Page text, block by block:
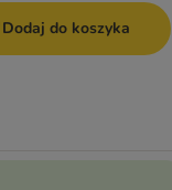
Dodaj do koszyka